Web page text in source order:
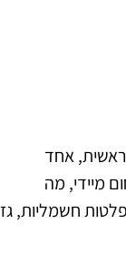
ראשית, אחד
מיידי, מה
חשמליות, גז